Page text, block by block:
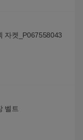
자켓_P067558043
벨트